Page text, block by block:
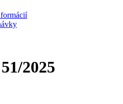
2025